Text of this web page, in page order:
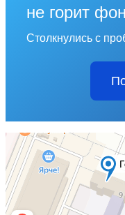
не горит
Столкнулись с